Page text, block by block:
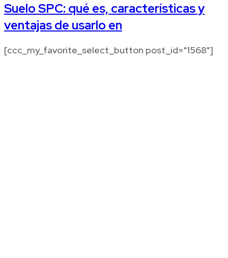
Suelo SPC: qué es, características y
ventajas de usarlo en
[ccc_my_favorite_select_button post_id="1568"]